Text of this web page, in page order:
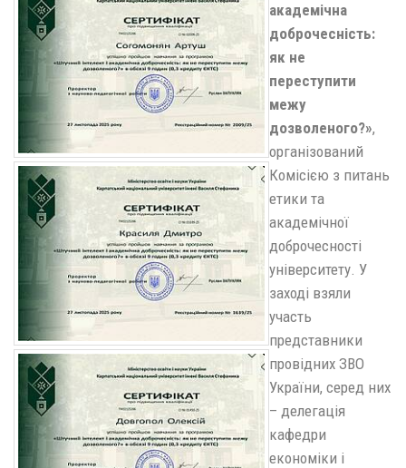
академічна
доброчесність:
як не
переступити
межу
дозволеного?»,
організований
Комісією з питань
етики та
академічної
доброчесності
університету. У
заході взяли
участь
представники
провідних ЗВО
України, серед них
– делегація
кафедри
економіки і